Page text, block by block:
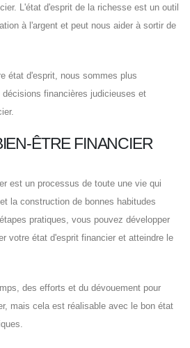
L'état d'esprit de la richesse est un outil
à l'argent et peut nous aider à sortir de
état d'esprit, nous sommes plus
financières judicieuses et
ÊTRE FINANCIER
est un processus de toute une vie qui
la construction de bonnes habitudes
pratiques, vous pouvez développer
votre état d'esprit financier et atteindre le
des efforts et du dévouement pour
mais cela est réalisable avec le bon état